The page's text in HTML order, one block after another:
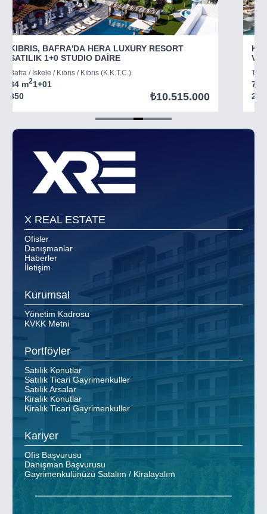
KIBRIS, BAFRA'DA HERA LUXURY RESORT
SATILIK 1+0 STUDIO DAİRE
Bafra / İskele / Kıbrıs / Kıbrıs (K.K.T.C.)
34 m21+01
850
₺10.515.000
73
294
of
X REAL ESTATE
Ofisler
Danışmanlar
Haberler
İletişim
Kurumsal
Yönetim Kadrosu
KVKK Metni
Portföyler
Satılık Konutlar
Satılık Ticari Gayrimenkuller
Satılık Arsalar
Kiralık Konutlar
Kiralık Ticari Gayrimenkuller
Kariyer
Ofis Başvurusu
Danışman Başvurusu
Gayrimenkulünüzü Satalım / Kiralayalım